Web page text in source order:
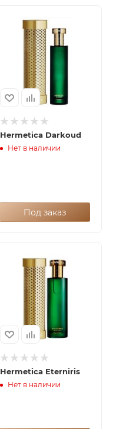
Hermetica Darkoud
Нет в наличии
Под заказ
Hermetica Eterniris
Нет в наличии